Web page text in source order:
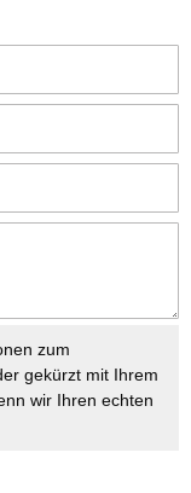
zum
gekürzt mit Ihrem
wir Ihren echten